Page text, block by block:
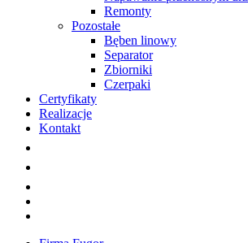
Remonty
Pozostałe
Bęben linowy
Separator
Zbiorniki
Czerpaki
Certyfikaty
Realizacje
Kontakt